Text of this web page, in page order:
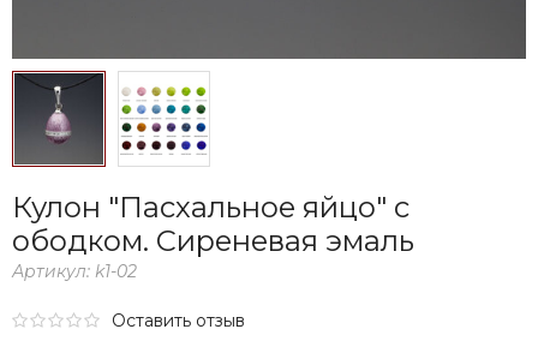
Кулон "Пасхальное яйцо" с
ободком. Сиреневая эмаль
Артикул: k1-02
Оставить отзыв